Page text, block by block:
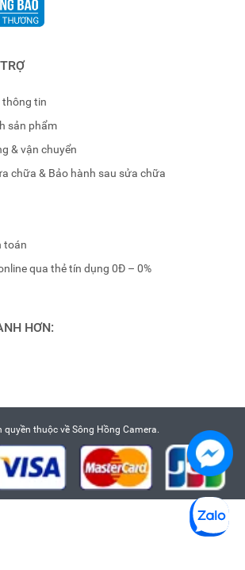
thông tin
sản phẩm
& vận chuyển
chữa & Bảo hành sau sửa chữa
toán
qua thẻ tín dụng 0Đ – 0%
HƠN:
quyền thuộc về Sông Hồng Camera.